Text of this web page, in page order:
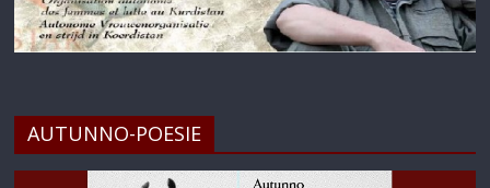
AUTUNNO-POESIE